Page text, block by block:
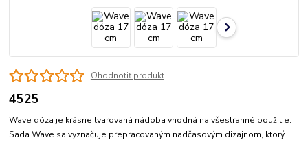
Ohodnotiť produkt
4525
Wave dóza je krásne tvarovaná nádoba vhodná na všestranné použitie.
Sada Wave sa vyznačuje prepracovaným nadčasovým dizajnom, ktorý